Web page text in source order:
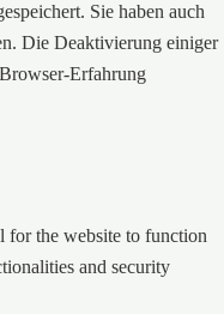
Sie haben auch
Die Deaktivierung einiger
Erfahrung
for the website to function
and security